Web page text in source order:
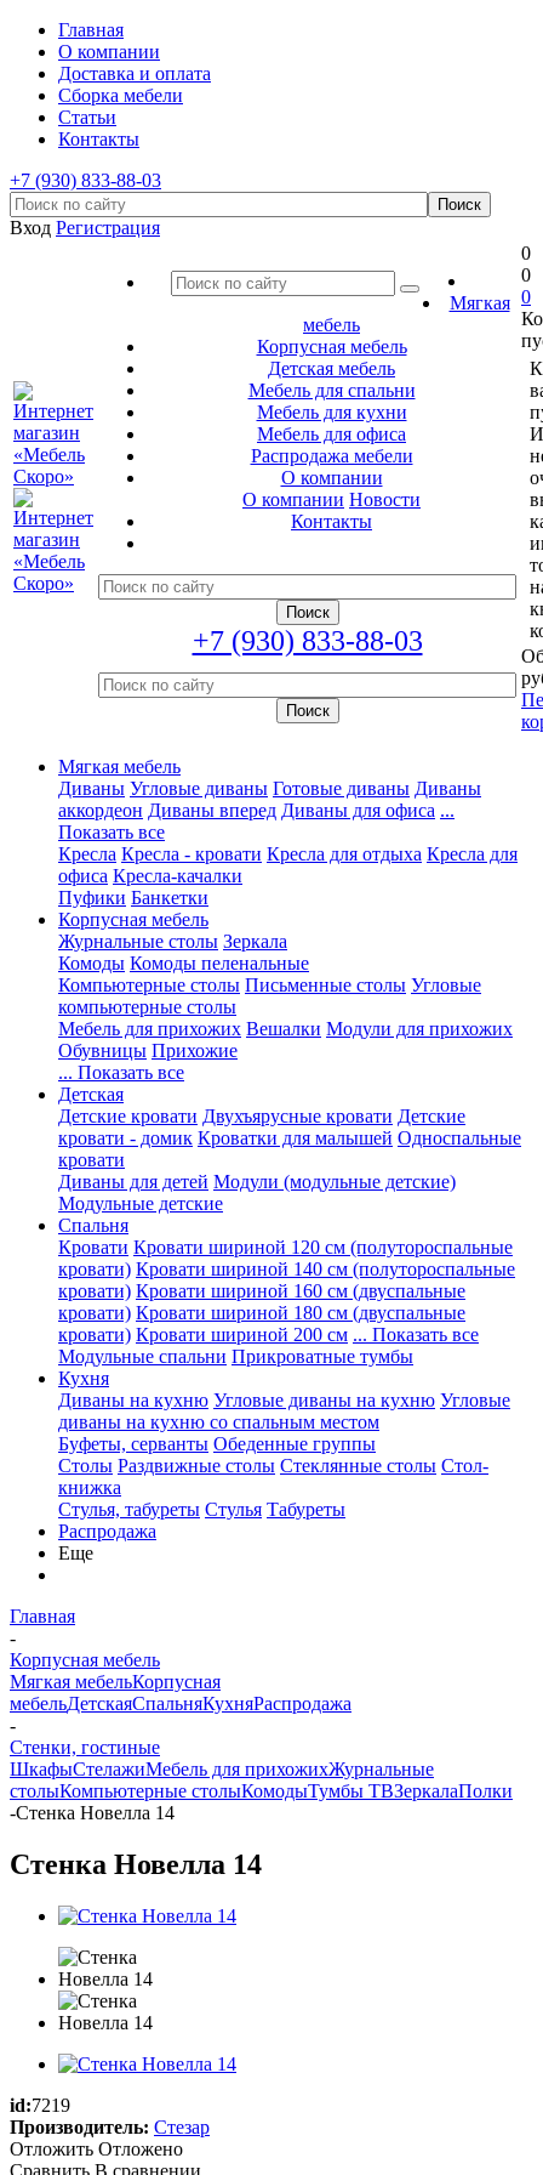
Главная
О компании
Доставка и оплата
Сборка мебели
Статьи
Контакты
+7 (930) 833-88-03
Вход Регистрация
Мягкая
мебель
Корпусная мебель
Детская мебель
Мебель для спальни
Мебель для кухни
Мебель для офиса
Распродажа мебели
О компании
О компании Новости
Контакты
+7 (930) 833-88-03
0
0
0
Мягкая мебель
Диваны Угловые диваны Готовые диваны Диваны
аккордеон Диваны вперед Диваны для офиса ...
Показать все
Кресла Кресла - кровати Кресла для отдыха Кресла для
офиса Кресла-качалки
Пуфики Банкетки
Корпусная мебель
Журнальные столы Зеркала
Комоды Комоды пеленальные
Компьютерные столы Письменные столы Угловые
компьютерные столы
Мебель для прихожих Вешалки Модули для прихожих
Обувницы Прихожие
... Показать все
Детская
Детские кровати Двухъярусные кровати Детские
кровати - домик Кроватки для малышей Односпальные
кровати
Диваны для детей Модули (модульные детские)
Модульные детские
Спальня
Кровати Кровати шириной 120 см (полутороспальные
кровати) Кровати шириной 140 см (полутороспальные
кровати) Кровати шириной 160 см (двуспальные
кровати) Кровати шириной 180 см (двуспальные
кровати) Кровати шириной 200 см ... Показать все
Модульные спальни Прикроватные тумбы
Кухня
Диваны на кухню Угловые диваны на кухню Угловые
диваны на кухню со спальным местом
Буфеты, серванты Обеденные группы
Столы Раздвижные столы Стеклянные столы Стол-
книжка
Стулья, табуреты Стулья Табуреты
Распродажа
Еще
Главная
-
Корпусная мебель
Мягкая мебельКорпусная
мебельДетскаяСпальняКухняРаспродажа
-
Стенки, гостиные
ШкафыСтелажиМебель для прихожихЖурнальные
столыКомпьютерные столыКомодыТумбы ТВЗеркалаПолки
-Стенка Новелла 14
Стенка Новелла 14
id:7219
Производитель: Стезар
Отложить Отложено
Сравнить В сравнении